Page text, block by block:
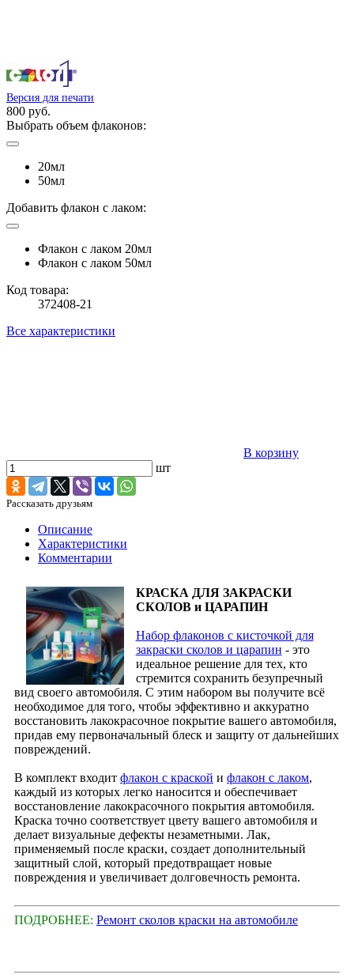
Версия для печати
800 руб.
Выбрать объем флаконов:
20мл
50мл
Добавить флакон с лаком:
Флакон с лаком 20мл
Флакон с лаком 50мл
Код товара:
372408-21
Все характеристики
В корзину
шт
Рассказать друзьям
Описание
Характеристики
Комментарии
КРАСКА ДЛЯ ЗАКРАСКИ
СКОЛОВ и ЦАРАПИН
Набор флаконов с кисточкой для
закраски сколов и царапин - это
идеальное решение для тех, кто
стремится сохранить безупречный
вид своего автомобиля. С этим набором вы получите всё
необходимое для того, чтобы эффективно и аккуратно
восстановить лакокрасочное покрытие вашего автомобиля,
придав ему первоначальный блеск и защиту от дальнейших
повреждений.
В комплект входит флакон с краской и флакон с лаком,
каждый из которых легко наносится и обеспечивает
восстановление лакокрасочного покрытия автомобиля.
Краска точно соответствует цвету вашего автомобиля и
делает визуальные дефекты незаметными. Лак,
применяемый после краски, создает дополнительный
защитный слой, который предотвращает новые
повреждения и увеличивает долговечность ремонта.
ПОДРОБНЕЕ: Ремонт сколов краски на автомобиле